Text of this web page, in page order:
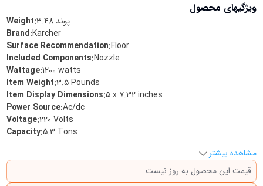
ویژگیهای محصول
Weight:3.48 پوند
Brand:Karcher
Surface Recommendation:Floor
Included Components:Nozzle
Wattage:1200 watts
Item Weight:3.5 Pounds
Item Display Dimensions:5 x 7.32 inches
Power Source:Ac/dc
Voltage:220 Volts
Capacity:5.3 Tons
مشاهده بیشتر
قیمت این محصول به روز نیست